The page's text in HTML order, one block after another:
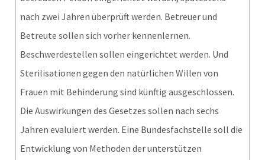
nach zwei Jahren überprüft werden. Betreuer und
Betreute sollen sich vorher kennenlernen.
Beschwerdestellen sollen eingerichtet werden. Und
Sterilisationen gegen den natürlichen Willen von
Frauen mit Behinderung sind künftig ausgeschlossen.
Die Auswirkungen des Gesetzes sollen nach sechs
Jahren evaluiert werden. Eine Bundesfachstelle soll die
Entwicklung von Methoden der unterstützen